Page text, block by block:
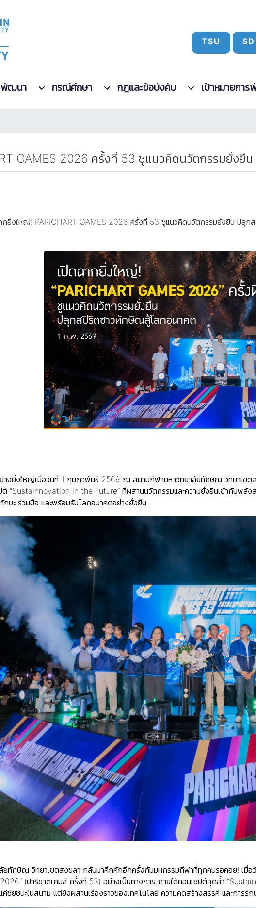
TSU
พัฒนา กรณีศึกษา กฎและข้อบังคับ เป้าหมายกา
GAMES 2026 ครั้งที่ 53 ชูแนวคิดนวัตกรรมยั่ง
กยิ่งใหญ่! PARICHART GAMES 2026 ครั้งที่ 53 ชูแนวคิดนวัตกรรมยั่งยืน ปลุ
างยิ่งใหญ่เมื่อวันที่ 1 กุมภาพันธ์ 2569 ณ สนามกีฬามหาวิทยาลัยทักษิณ วิทยาเขต
ต์ “Sustainnovation in the Future” ที่ผสานนวัตกรรมและความยั่งยืนเข้ากับพลั
กษะ ร่วมมือ และพร้อมรับโลกอนาคตอย่างยั่งยืน
ยทักษิณ วิทยาเขตสงขลา กลับมาคึกคักอีกครั้งกับมหกรรมกีฬาที่ทุกคนรอคอย! เมื่อ
(ปาริชาตเกมส์ ครั้งที่ 53) อย่างเป็นทางการ ภายใต้คอนเซปต์สุดล้ำ
ค่ชัยชนะในสนาม แต่ยังผสานเรื่องราวของเทคโนโลยี ความคิดสร้างสรรค์ และการรั